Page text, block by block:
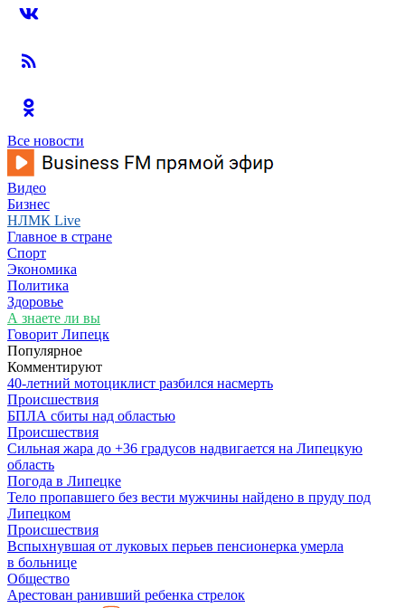
Все новости
Видео
Бизнес
НЛМК Live
Главное в стране
Спорт
Экономика
Политика
Здоровье
А знаете ли вы
Говорит Липецк
Популярное
Комментируют
40-летний мотоциклист разбился насмерть
Происшествия
БПЛА сбиты над областью
Происшествия
Сильная жара до +36 градусов надвигается на Липецкую
область
Погода в Липецке
Тело пропавшего без вести мужчины найдено в пруду под
Липецком
Происшествия
Вспыхнувшая от луковых перьев пенсионерка умерла
в больнице
Общество
Арестован ранивший ребенка стрелок